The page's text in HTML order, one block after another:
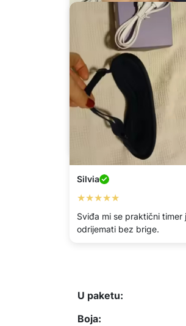
Blue
★★★★★
Koristim je za kratki odmor
posla i brzo oslobađa
Silvia
★★★★★
Sviđa mi se praktični timer
odrijemati bez brige.
U paketu:
Boja: